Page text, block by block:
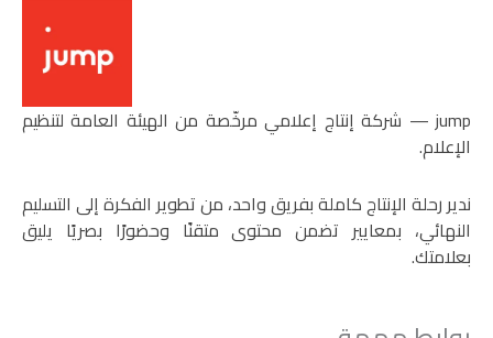
‏jump — شركة إنتاج إعلامي مرخّصة من الهيئة العامة لتنظيم
الإعلام.
ندير رحلة الإنتاج كاملة بفريق واحد، من تطوير الفكرة إلى التسليم
النهائي، بمعايير تضمن محتوى متقنًا وحضورًا بصريًا يليق
بعلامتك.